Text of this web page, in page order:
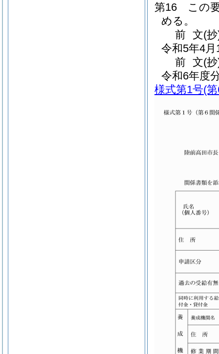
第16 この要
める。
前文(
令和5年4
前文(
令和6年度
様式第1号(